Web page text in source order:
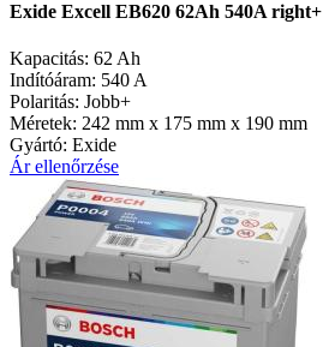
Exide Excell EB620 62Ah 540A right+
Kapacitás: 62 Ah
Indítóáram: 540 A
Polaritás: Jobb+
Méretek: 242 mm x 175 mm x 190 mm
Gyártó: Exide
Ár ellenőrzése